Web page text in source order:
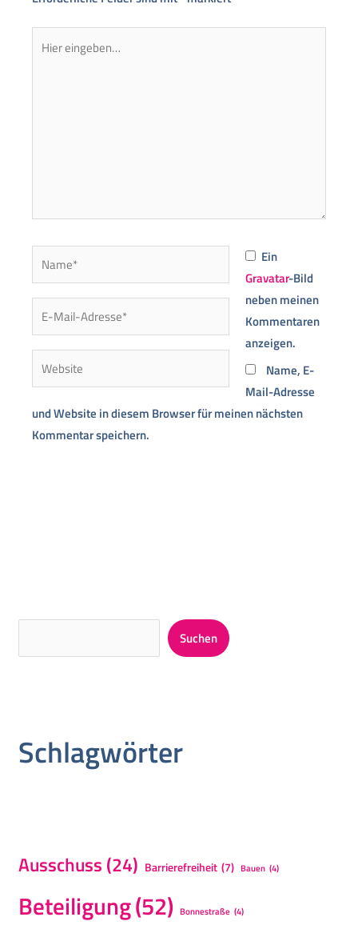
eingeben…
Name*
E-
Adresse*
Website
Ein
Gravatar-Bild
neben meinen
Kommentaren
anzeigen.
Name, E-
Mail-Adresse
und Website in diesem Browser für meinen nächsten
Kommentar speichern.
Suchen
Schlagwörter
Ausschuss (24) Barrierefreiheit (7) Bauen (4)
Beteiligung(52) Bonnestraße (4)